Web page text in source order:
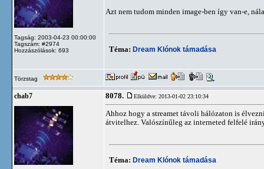
Tagság: 2003-04-23 00:00:00
Tagszám: #2974
Hozzászólások: 693
Azt nem tudom minden image-ben így van-e,
Téma: Dream Klónok támadása
Törzstag
chab7 8078. Elküldve: 2013-01-02 23:10:34
Ahhoz hogy a streamet távoli hálózaton is
átvitelhez. Valószínűleg az interneted felfelé
Téma: Dream Klónok támadása